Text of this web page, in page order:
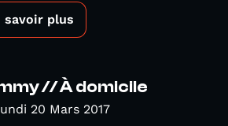
savoir plus
// À domicile
20 Mars 2017